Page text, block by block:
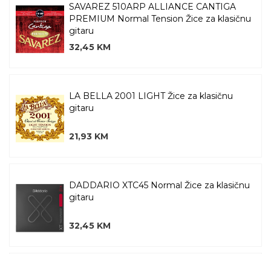
SAVAREZ 510ARP ALLIANCE CANTIGA
PREMIUM Normal Tension Žice za klasičnu
gitaru
32,45 KM
LA BELLA 2001 LIGHT Žice za klasičnu
gitaru
21,93 KM
DADDARIO XTC45 Normal Žice za klasičnu
gitaru
32,45 KM